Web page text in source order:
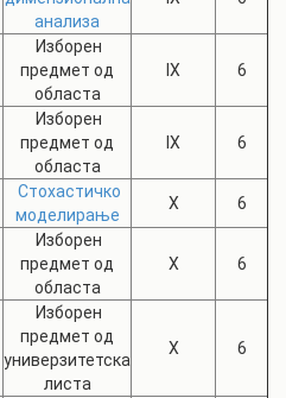
анализа
Изборен
предмет од
областа
IX 6
Изборен
предмет од
областа
IX 6
Стохастичко
моделирање
X 6
Изборен
предмет од
областа
X 6
Изборен
предмет од
универзитетска
листа
X 6